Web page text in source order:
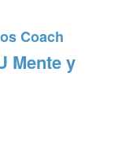
Coach
Mente y